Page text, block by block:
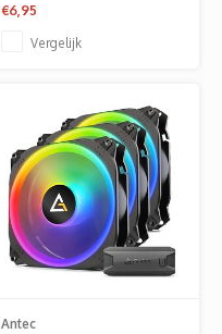
€6,95
Vergelijk
Antec